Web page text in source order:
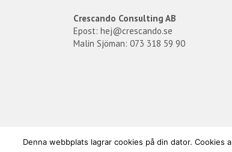
Crescando Consulting AB
Epost: hej@crescando.se
Malin Sjöman: 073 318 59 90
Denna webbplats lagrar cookies på din dator.